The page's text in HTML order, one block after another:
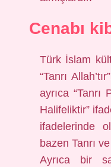
Cenabı
Türk İslam
“Tanrı
ayrıca “Tanrı
Halifeliktir”
ifadelerinde
bazen Tanrı
Ayrıca bir